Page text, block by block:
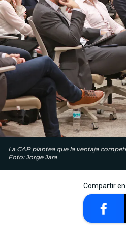
La CAP plantea que la ventaja
Foto: Jorge Jara
Compartir